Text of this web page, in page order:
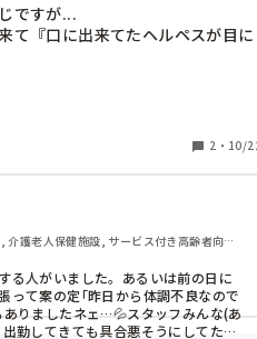
ですが...
て『口に出来てたヘルペスが目に
な〜』ってリーダーと変わりって
ーだったから『変わるよ..!』😩
2 ・ 10/
介護老人保健施設, サービス付き高齢者向け
る人がいました。あるいは前の日に
って案の定｢昨日から体調不良なので
りましたネェ…💦スタッフみんな(あ
勤してきても具合悪そうにしてた